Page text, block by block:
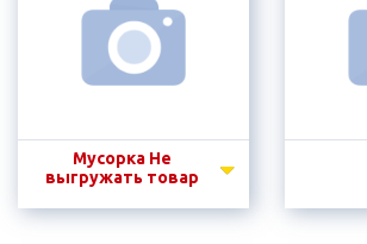
Мусорка Не
выгружать товар